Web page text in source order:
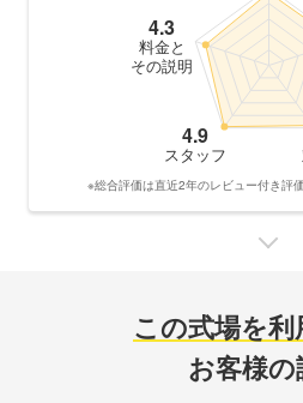
4.9
スタッフ
4.3
料金と
その説明
※総合評価は直近2年のレビュー付き評
この式場を
お客様の